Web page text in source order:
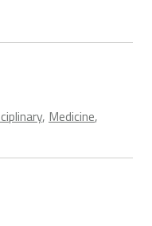
, Medicine,